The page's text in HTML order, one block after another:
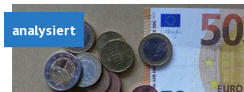
analysiert